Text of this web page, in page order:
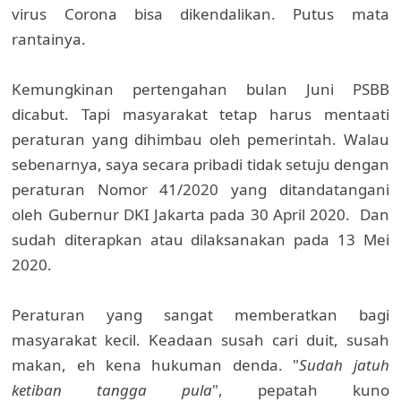
virus Corona bisa dikendalikan. Putus mata
rantainya.
Kemungkinan pertengahan bulan Juni PSBB
dicabut. Tapi masyarakat tetap harus mentaati
peraturan yang dihimbau oleh pemerintah. Walau
sebenarnya, saya secara pribadi tidak setuju dengan
peraturan Nomor 41/2020 yang ditandatangani
oleh Gubernur DKI Jakarta pada 30 April 2020. Dan
sudah diterapkan atau dilaksanakan pada 13 Mei
2020.
Peraturan yang sangat memberatkan bagi
masyarakat kecil. Keadaan susah cari duit, susah
makan, eh kena hukuman denda. "Sudah jatuh
ketiban tangga pula", pepatah kuno